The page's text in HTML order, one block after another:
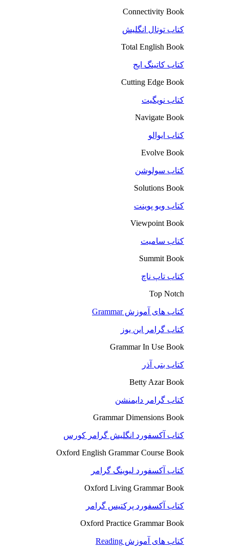
Connectivity Book
کتاب توتال انگلیش
Total English Book
کتاب کاتینگ ایج
Cutting Edge Book
کتاب نویگیت
Navigate Book
کتاب ایوالو
Evolve Book
کتاب سولوشن
Solutions Book
کتاب ویو پوینت
Viewpoint Book
کتاب سامیت
Summit Book
کتاب تاپ ناچ
Top Notch
کتاب های آموزش Grammar
کتاب گرامر این یوز
Grammar In Use Book
کتاب بتی آذر
Betty Azar Book
کتاب گرامر دایمنشن
Grammar Dimensions Book
کتاب آکسفورد انگلیش گرامر کورس
Oxford English Grammar Course Book
کتاب آکسفورد لیوینگ گرامر
Oxford Living Grammar Book
کتاب آکسفورد پرکتیس گرامر
Oxford Practice Grammar Book
کتاب های آموزش Reading